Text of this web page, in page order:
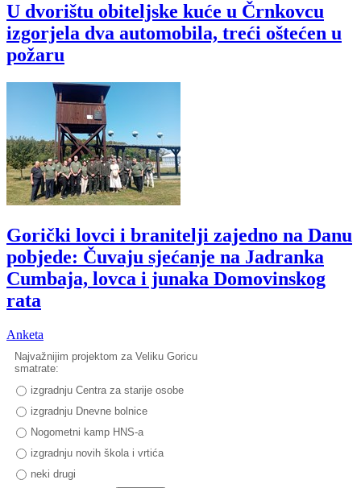
U dvorištu obiteljske kuće u Črnkovcu
izgorjela dva automobila, treći oštećen u
požaru
Gorički lovci i branitelji zajedno na Danu
pobjede: Čuvaju sjećanje na Jadranka
Cumbaja, lovca i junaka Domovinskog
rata
Anketa
Najvažnijim projektom za Veliku Goricu
smatrate:
izgradnju Centra za starije osobe
izgradnju Dnevne bolnice
Nogometni kamp HNS-a
izgradnju novih škola i vrtića
neki drugi